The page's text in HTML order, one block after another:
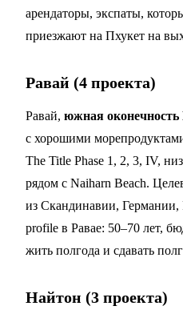
арендаторы, экспаты,
приезжают на Пхукет на
Равай (4 проекта)
Равай, южная оконечность
с хорошими
The Title Phase 1, 2, 3, IV,
рядом с Naiharn Beach.
из Скандинавии,
profile в Равае: 50–70 лет,
жить полгода и сдавать
Найтон (3 проекта)